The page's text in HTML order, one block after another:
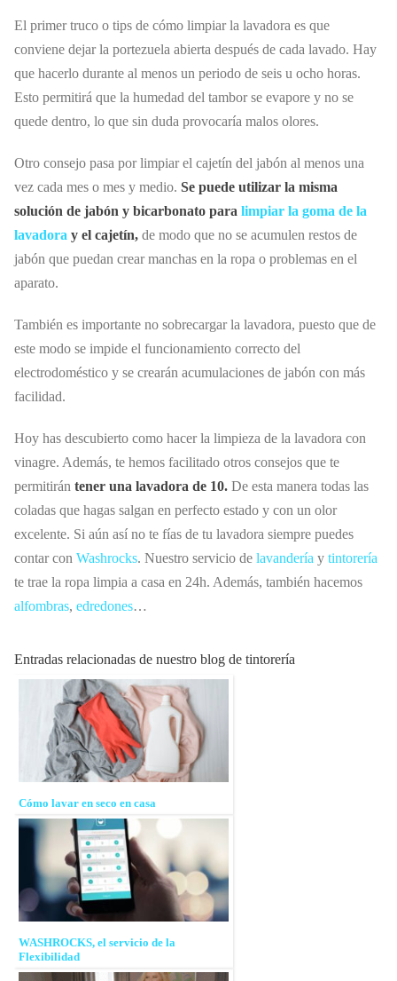
El primer truco o tips de cómo limpiar la lavadora es que
conviene dejar la portezuela abierta después de cada lavado. Hay
que hacerlo durante al menos un periodo de seis u ocho horas.
Esto permitirá que la humedad del tambor se evapore y no se
quede dentro, lo que sin duda provocaría malos olores.
Otro consejo pasa por limpiar el cajetín del jabón al menos una
vez cada mes o mes y medio. Se puede utilizar la misma
solución de jabón y bicarbonato para limpiar la goma de la
lavadora y el cajetín, de modo que no se acumulen restos de
jabón que puedan crear manchas en la ropa o problemas en el
aparato.
También es importante no sobrecargar la lavadora, puesto que de
este modo se impide el funcionamiento correcto del
electrodoméstico y se crearán acumulaciones de jabón con más
facilidad.
Hoy has descubierto como hacer la limpieza de la lavadora con
vinagre. Además, te hemos facilitado otros consejos que te
permitirán tener una lavadora de 10. De esta manera todas las
coladas que hagas salgan en perfecto estado y con un olor
excelente. Si aún así no te fías de tu lavadora siempre puedes
contar con Washrocks. Nuestro servicio de lavandería y tintorería
te trae la ropa limpia a casa en 24h. Además, también hacemos
alfombras, edredones…
Entradas relacionadas de nuestro blog de tintorería
Cómo lavar en seco en casa
WASHROCKS, el servicio de la
Flexibilidad